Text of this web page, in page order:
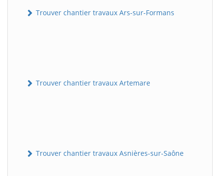
Trouver chantier travaux Ars-sur-Formans
Trouver chantier travaux Artemare
Trouver chantier travaux Asnières-sur-Saône